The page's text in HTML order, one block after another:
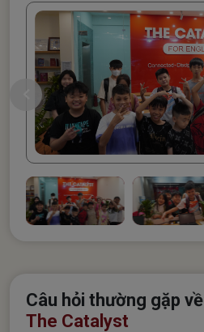
Câu hỏi thường gặp về
The Catalyst